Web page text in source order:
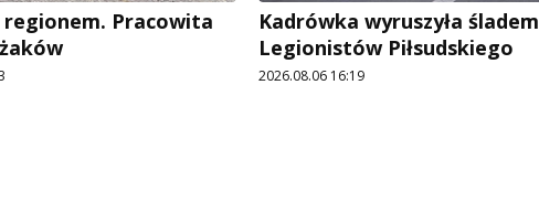
regionem. Pracowita
Kadrówka wyruszyła śladem
Legionistów Piłsudskiego
2026.08.06 16:19